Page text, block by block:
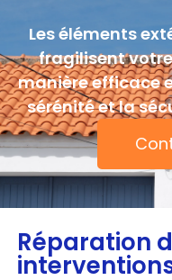
Les éléments
fragilisent
manière efficace
sérénité et la
Réparation